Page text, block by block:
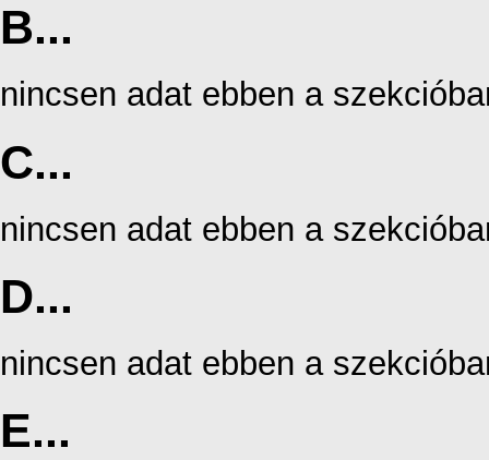
B...
nincsen adat ebben a
C...
nincsen adat ebben a
D...
nincsen adat ebben a
E...